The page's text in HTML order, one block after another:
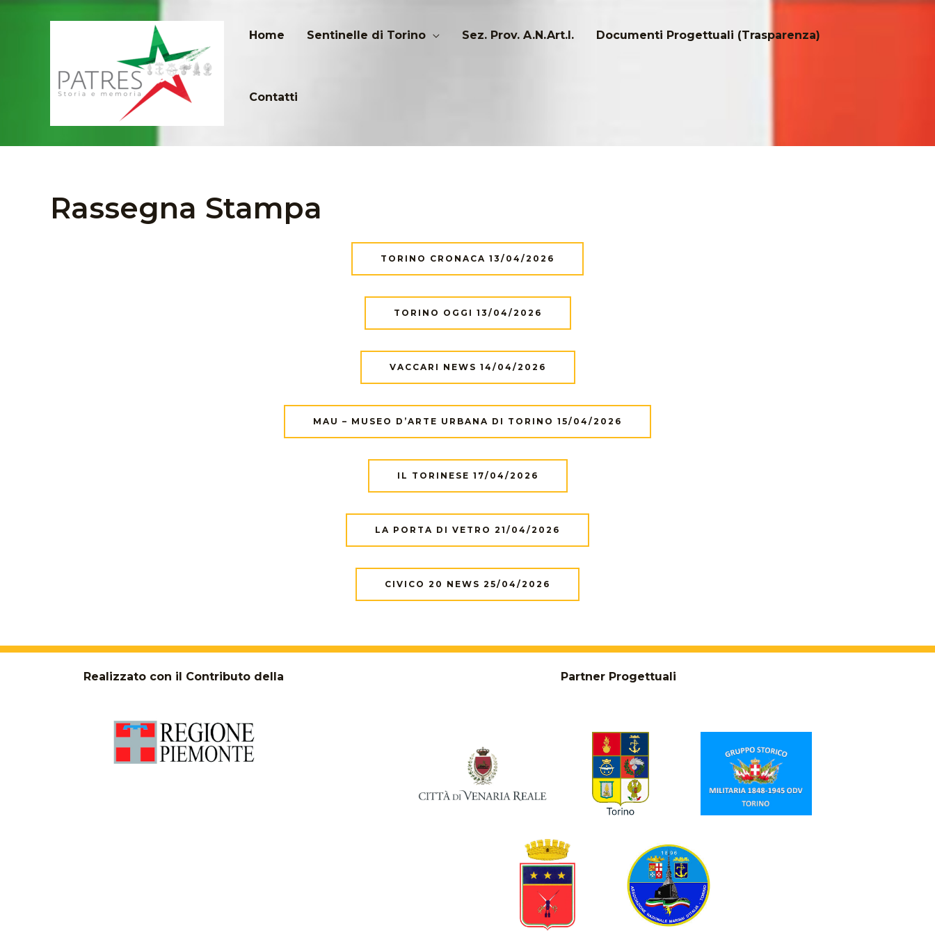
Home Sentinelle di Torino Sez. Prov. A.N.Art.I. Documenti Progettuali (Trasparenza)
Contatti
Rassegna Stampa
TORINO CRONACA 13/04/2026
TORINO OGGI 13/04/2026
VACCARI NEWS 14/04/2026
MAU – MUSEO D’ARTE URBANA DI TORINO 15/04/2026
IL TORINESE 17/04/2026
LA PORTA DI VETRO 21/04/2026
CIVICO 20 NEWS 25/04/2026
Realizzato con il Contributo della Partner Progettuali